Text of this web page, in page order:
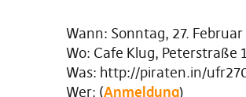
Wann: Sonntag, 27.
Wo: Cafe Klug, Peterstraße
Was: http://piraten.in/
Wer: (Anmeldung)